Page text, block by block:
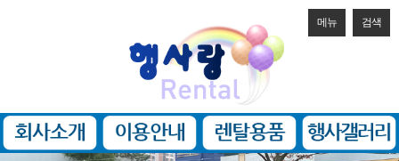
메뉴 검색